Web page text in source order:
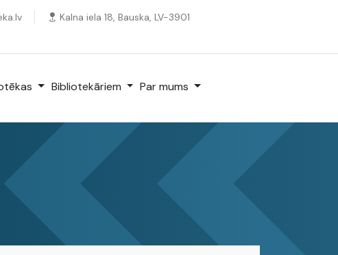
Kalna iela 18, Bauska, LV-3901
Bibliotekāriem Par mums